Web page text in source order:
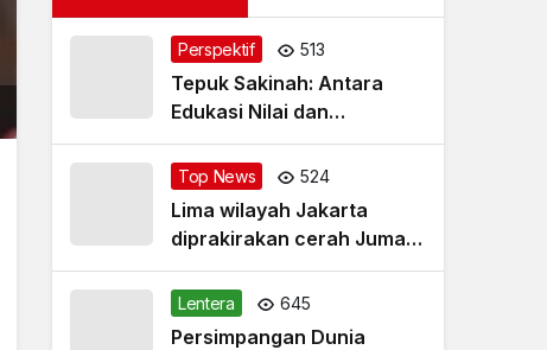
Perspektif 513
Tepuk Sakinah: Antara
Edukasi Nilai dan
Simplifikasi Masalah
Top News 524
Lima wilayah Jakarta
diprakirakan cerah Jumat
pagi
Lentera 645
Persimpangan Dunia